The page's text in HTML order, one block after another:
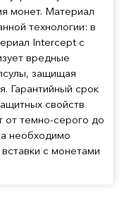
монет. Материал
технологии: в
Intercept с
вредные
защищая
Гарантийный срок
свойств
от темно-серого до
необходимо
с монетами